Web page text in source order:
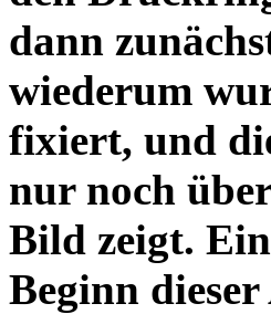
dann
wiederum
fixiert, und
nur noch
Bild zeigt.
Beginn